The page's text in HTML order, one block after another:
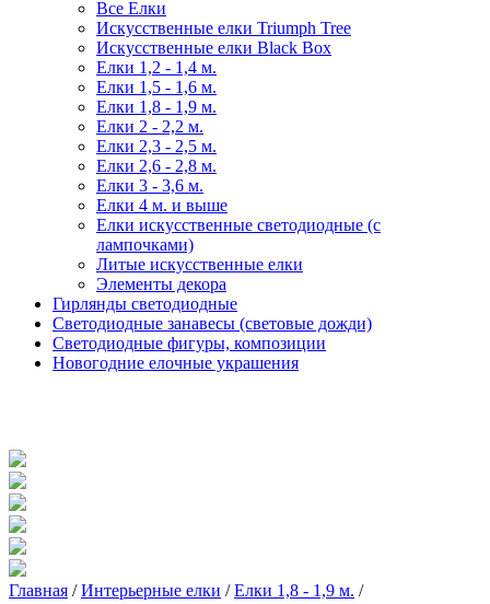
Все Елки
Искусственные елки Triumph Tree
Искусственные елки Black Box
Елки 1,2 - 1,4 м.
Елки 1,5 - 1,6 м.
Елки 1,8 - 1,9 м.
Елки 2 - 2,2 м.
Елки 2,3 - 2,5 м.
Елки 2,6 - 2,8 м.
Елки 3 - 3,6 м.
Елки 4 м. и выше
Елки искусственные светодиодные (с
лампочками)
Литые искусственные елки
Элементы декора
Гирлянды светодиодные
Светодиодные занавесы (световые дожди)
Светодиодные фигуры, композиции
Новогодние елочные украшения
Главная / Интерьерные елки / Елки 1,8 - 1,9 м. /